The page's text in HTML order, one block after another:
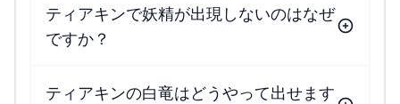
ティアキンで妖精が出現しないのはなぜ
ですか？
ティアキンの白竜はどうやって出せます